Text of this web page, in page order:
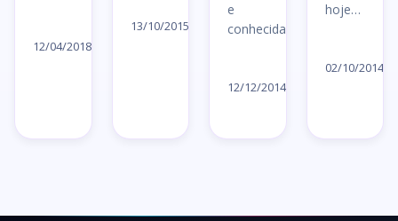
12/04/2018
13/10/2015
e
conhecidas…
12/12/2014
hoje…
02/10/2014